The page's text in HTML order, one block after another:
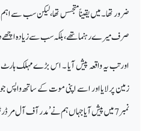
ضرور تھا۔ میں یقیناً متجسس تھا، لیکن سب سے اہم
صرف میرے رہنما تھے، بلکہ سب سے زیادہ
اورتب یہ واقعہ پیش آیا ۔ اس بڑے مہلک
زمین پر لایا اور اسے اپنی موت کے ساتھ واپس
نمبر 7 میں پیش آیا جہاں ہم نے’ مدر آف آل مرڈر ٹرائلز ‘ والا مقدمہ جیتا تھا۔